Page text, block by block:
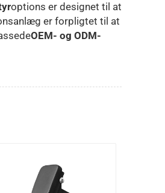
options er designet til at
er forpligtet til at
OEM- og ODM-